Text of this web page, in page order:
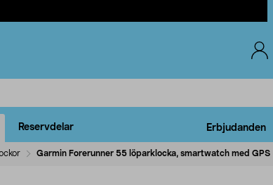
Reservdelar Erbjudanden
Garmin Forerunner 55 löparklocka, smartwatch med GPS